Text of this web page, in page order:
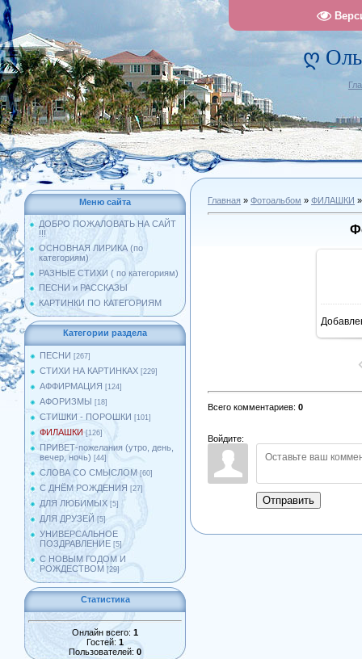
ღ
Меню сайта
ДОБРО ПОЖАЛОВАТЬ НА САЙТ
!!!
ОСНОВНАЯ ЛИРИКА (по
категориям)
РАЗНЫЕ СТИХИ ( по категориям)
ПЕСНИ и РАССКАЗЫ
КАРТИНКИ ПО КАТЕГОРИЯМ
Категории раздела
ПЕСНИ [267]
СТИХИ НА КАРТИНКАХ [229]
АФФИРМАЦИЯ [124]
АФОРИЗМЫ [18]
СТИШКИ - ПОРОШКИ [101]
ФИЛАШКИ [126]
ПРИВЕТ-пожелания (утро, день,
вечер, ночь) [44]
СЛОВА СО СМЫСЛОМ [60]
С ДНЁМ РОЖДЕНИЯ [27]
ДЛЯ ЛЮБИМЫХ [5]
ДЛЯ ДРУЗЕЙ [5]
УНИВЕРСАЛЬНОЕ
ПОЗДРАВЛЕНИЕ [5]
С НОВЫМ ГОДОМ И
РОЖДЕСТВОМ [29]
Статистика
Онлайн всего: 1
Гостей: 1
Пользователей: 0
Главная » Фотоальбом » ФИЛАШКИ
Всего комментариев: 0
Войдите:
Отправить